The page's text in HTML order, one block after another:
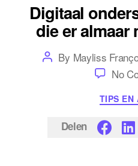
Digitaal
die er almaar
Post
author
By Mayliss
No
TIPS EN
Delen